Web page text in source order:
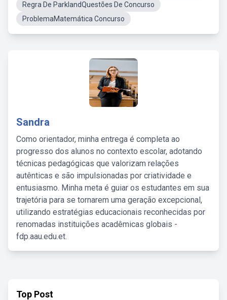
Regra De ParklandQuestões De Concurso
ProblemaMatemática Concurso
Sandra
Como orientador, minha entrega é completa ao
progresso dos alunos no contexto escolar, adotando
técnicas pedagógicas que valorizam relações
autênticas e são impulsionadas por criatividade e
entusiasmo. Minha meta é guiar os estudantes em sua
trajetória para se tornarem uma geração excepcional,
utilizando estratégias educacionais reconhecidas por
renomadas instituições acadêmicas globais -
fdp.aau.edu.et.
Top Post